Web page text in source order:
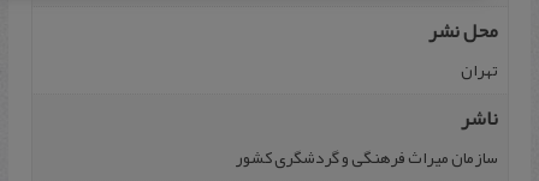
محل نشر
تهران
ناشر
سازمان میراث فرهنگی و گردشگری کشور